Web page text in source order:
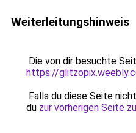
Weiterleitungshinweis
Die von dir besuchte
https://
Falls du diese Seite
du zur vorherigen Seite